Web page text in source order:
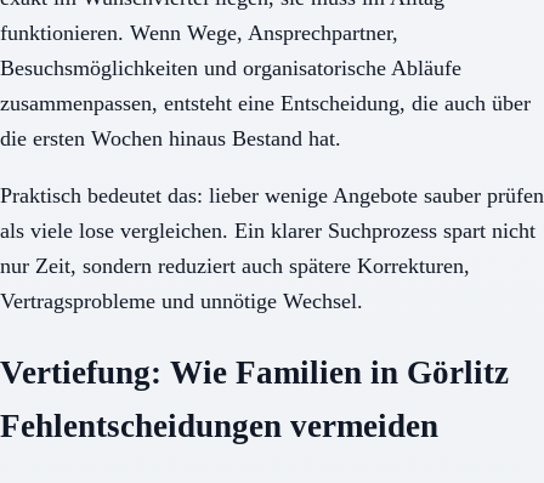
funktionieren. Wenn Wege, Ansprechpartner,
Besuchsmöglichkeiten und organisatorische Abläufe
zusammenpassen, entsteht eine Entscheidung, die auch über
die ersten Wochen hinaus Bestand hat.
Praktisch bedeutet das: lieber wenige Angebote sauber prüfen
als viele lose vergleichen. Ein klarer Suchprozess spart nicht
nur Zeit, sondern reduziert auch spätere Korrekturen,
Vertragsprobleme und unnötige Wechsel.
Vertiefung: Wie Familien in Görlitz
Fehlentscheidungen vermeiden